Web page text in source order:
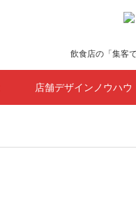
飲食店の「集客
店舗デザインノウハウ